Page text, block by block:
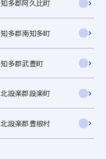
知多郡阿久比町
知多郡南知多町
知多郡武豊町
北設楽郡設楽町
北設楽郡豊根村